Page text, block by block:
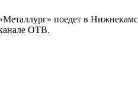
поедет в
ОТВ.